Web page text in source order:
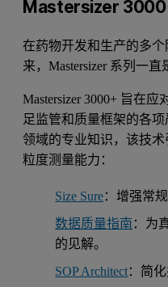
Mastersizer
在药物开发和生产的多
来，Mastersizer 系列一
Mastersizer 3000+ 旨在
足监管和质量框架的各
领域的专业知识，该技
粒度测量能力：
Size Sure：增强常
数据质量指南 ：为
的见解。
SOP Architect：简